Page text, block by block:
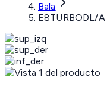
Bala
E8TURBODL/A